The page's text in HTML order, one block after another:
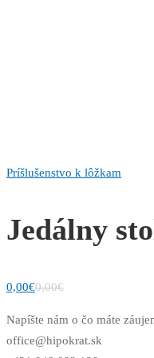
Príšlušenstvo k lôžkam
Jedálny
0,00€0,00€
Napíšte nám o čo máte
office@hipokrat.sk